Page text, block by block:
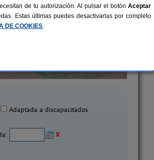
Adaptada a discapacitados
X
de tu autorización. Al pulsar el botón Aceptar
Estas últimas puedes desactivarlas por completo
DE COOKIES.